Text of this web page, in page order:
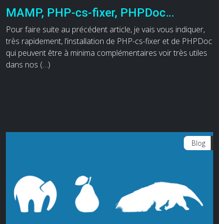
MAMP, PHP-cs-fixer, PHPDoc…
Pour faire suite au précédent article, je vais vous indiquer,
très rapidement, l’installation de PHP-cs-fixer et de PHPDoc
qui peuvent être à minima complémentaires voir très utiles
dans nos (…)
Blog